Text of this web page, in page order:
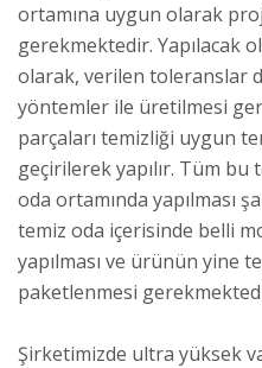
ortamına uygun olarak
gerekmektedir. Yapılacak
olarak, verilen toleranslar
yöntemler ile üretilmesi
parçaları temizliği uygun
geçirilerek yapılır. Tüm bu
oda ortamında yapılması
temiz oda içerisinde belli
yapılması ve ürünün yine
paketlenmesi
Şirketimizde ultra yüksek